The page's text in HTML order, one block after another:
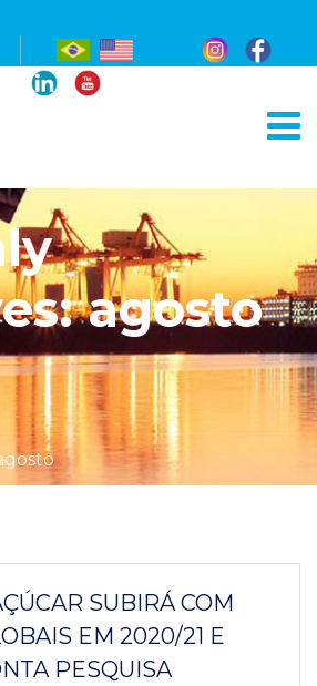
agosto
SUBIRÁ COM
EM 2020/21 E
PESQUISA